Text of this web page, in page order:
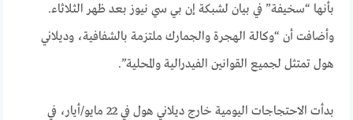
بأنها “سخيفة” في بيان لشبكة إن بي سي نيوز بعد ظهر الثلاثاء.
وأضافت أن “وكالة الهجرة والجمارك ملتزمة بالشفافية، وديلاني
هول تمتثل لجميع القوانين الفيدرالية والمحلية”.
بدأت الاحتجاجات اليومية خارج ديلاني هول في 22 مايو/أيار، في